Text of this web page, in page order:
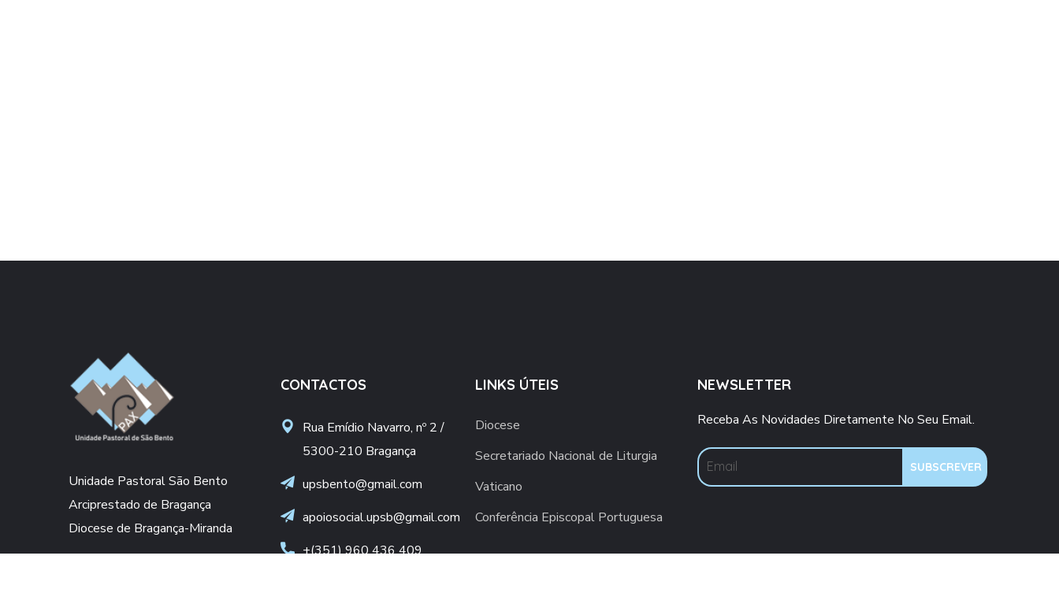
Unidade Pastoral São Bento
Arciprestado de Bragança
Diocese de Bragança-Miranda
CONTACTOS
Rua Emídio Navarro, nº 2 /
5300-210 Bragança
upsbento@gmail.com
apoiosocial.upsb@gmail.com
+(351) 960 436 409
LINKS ÚTEIS
Diocese
Secretariado Nacional de Liturgia
Vaticano
Conferência Episcopal Portuguesa
NEWSLETTER
Receba As Novidades Diretamente No Seu Email.